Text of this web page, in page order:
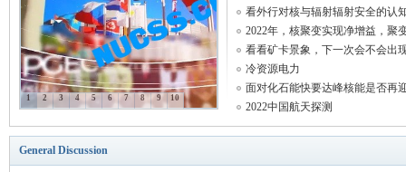
科
1 2 3 4 5 6 7 8 9 10
看外行对核与辐射辐射安全的认
2022年，核聚变实现净增益，聚
看看矿卡景象，下一次会不会出
冷资源电力
面对化石能快要达峰核能是否再
2022中国航天探测
General Discussion